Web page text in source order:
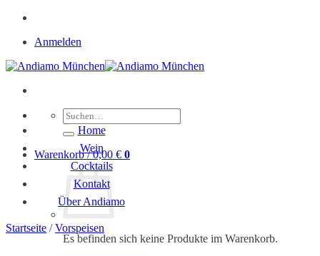
Zum
springenAnmelden
Suche
nach:
Warenkorb /0,00 € 0
Es befinden sich keine Produkte im Warenkorb.
Home
Wein
Cocktails
Kontakt
Über Andiamo
Startseite / Vorspeisen